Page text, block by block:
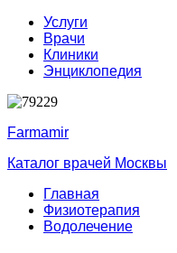
Услуги
Врачи
Клиники
Энциклопедия
Farmamir
Каталог врачей Москвы
Главная
Физиотерапия
Водолечение